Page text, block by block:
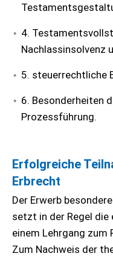
4.
Nachlassinsolvenz
5. steuerrechtliche
6. Besonderheiten
Prozessführung.
Erfolgreiche
Erbrecht
Der Erwerb
setzt in der Regel die
einem Lehrgang zum
Zum Nachweis der